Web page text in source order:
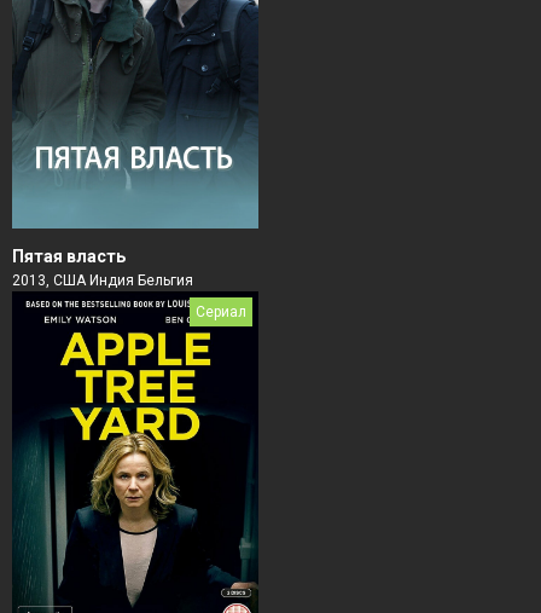
Пятая власть
2013, США Индия Бельгия
Сериал